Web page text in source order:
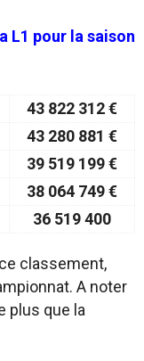
L1 pour la saison
43 822 312 €
43 280 881 €
39 519 199 €
38 064 749 €
36 519 400
classement,
A noter
plus que la